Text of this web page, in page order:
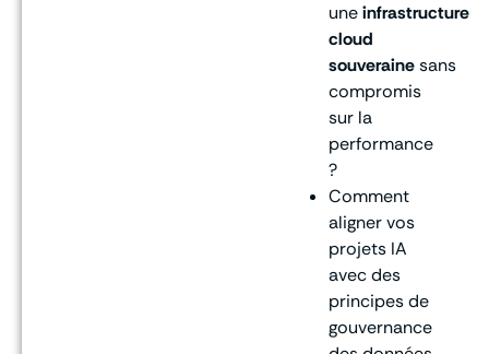
uneinfrastructure
cloud
souverainesans
compromis
sur la
performance
?
Comment
aligner vos
projets IA
avec des
principes de
gouvernance